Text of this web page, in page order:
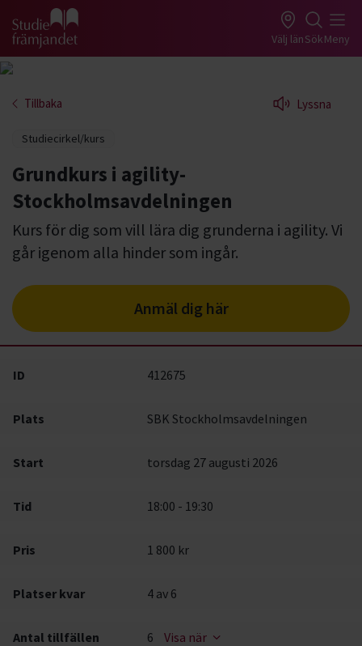
Gå till studiefrämjandets startsida Välj länSökMeny
Tillbaka Lyssna
Studiecirkel/kurs
Grundkurs i agility-
Stockholmsavdelningen
Kurs för dig som vill lära dig grunderna i agility. Vi
går igenom alla hinder som ingår.
Anmäl dig här
ID 412675
Plats SBK Stockholmsavdelningen
Start torsdag 27 augusti 2026
Tid 18:00 - 19:30
Pris 1 800 kr
Platser kvar 4 av 6
Antal tillfällen 6 Visa när